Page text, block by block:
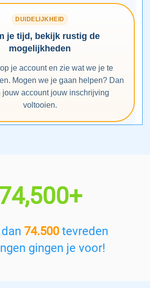
DUIDELIJKHEID
je tijd, bekijk rustig de
mogelijkheden
je account en zie wat we je te
Mogen we je gaan helpen? Dan
jouw account jouw inschrijving
voltooien.
74.500tevreden
gingen je voor!